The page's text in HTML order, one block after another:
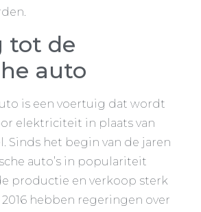
tot de
auto
is een voertuig dat wordt
elektriciteit in plaats van
Sinds het begin van de jaren
auto’s in populariteit
productie en verkoop sterk
hebben regeringen over